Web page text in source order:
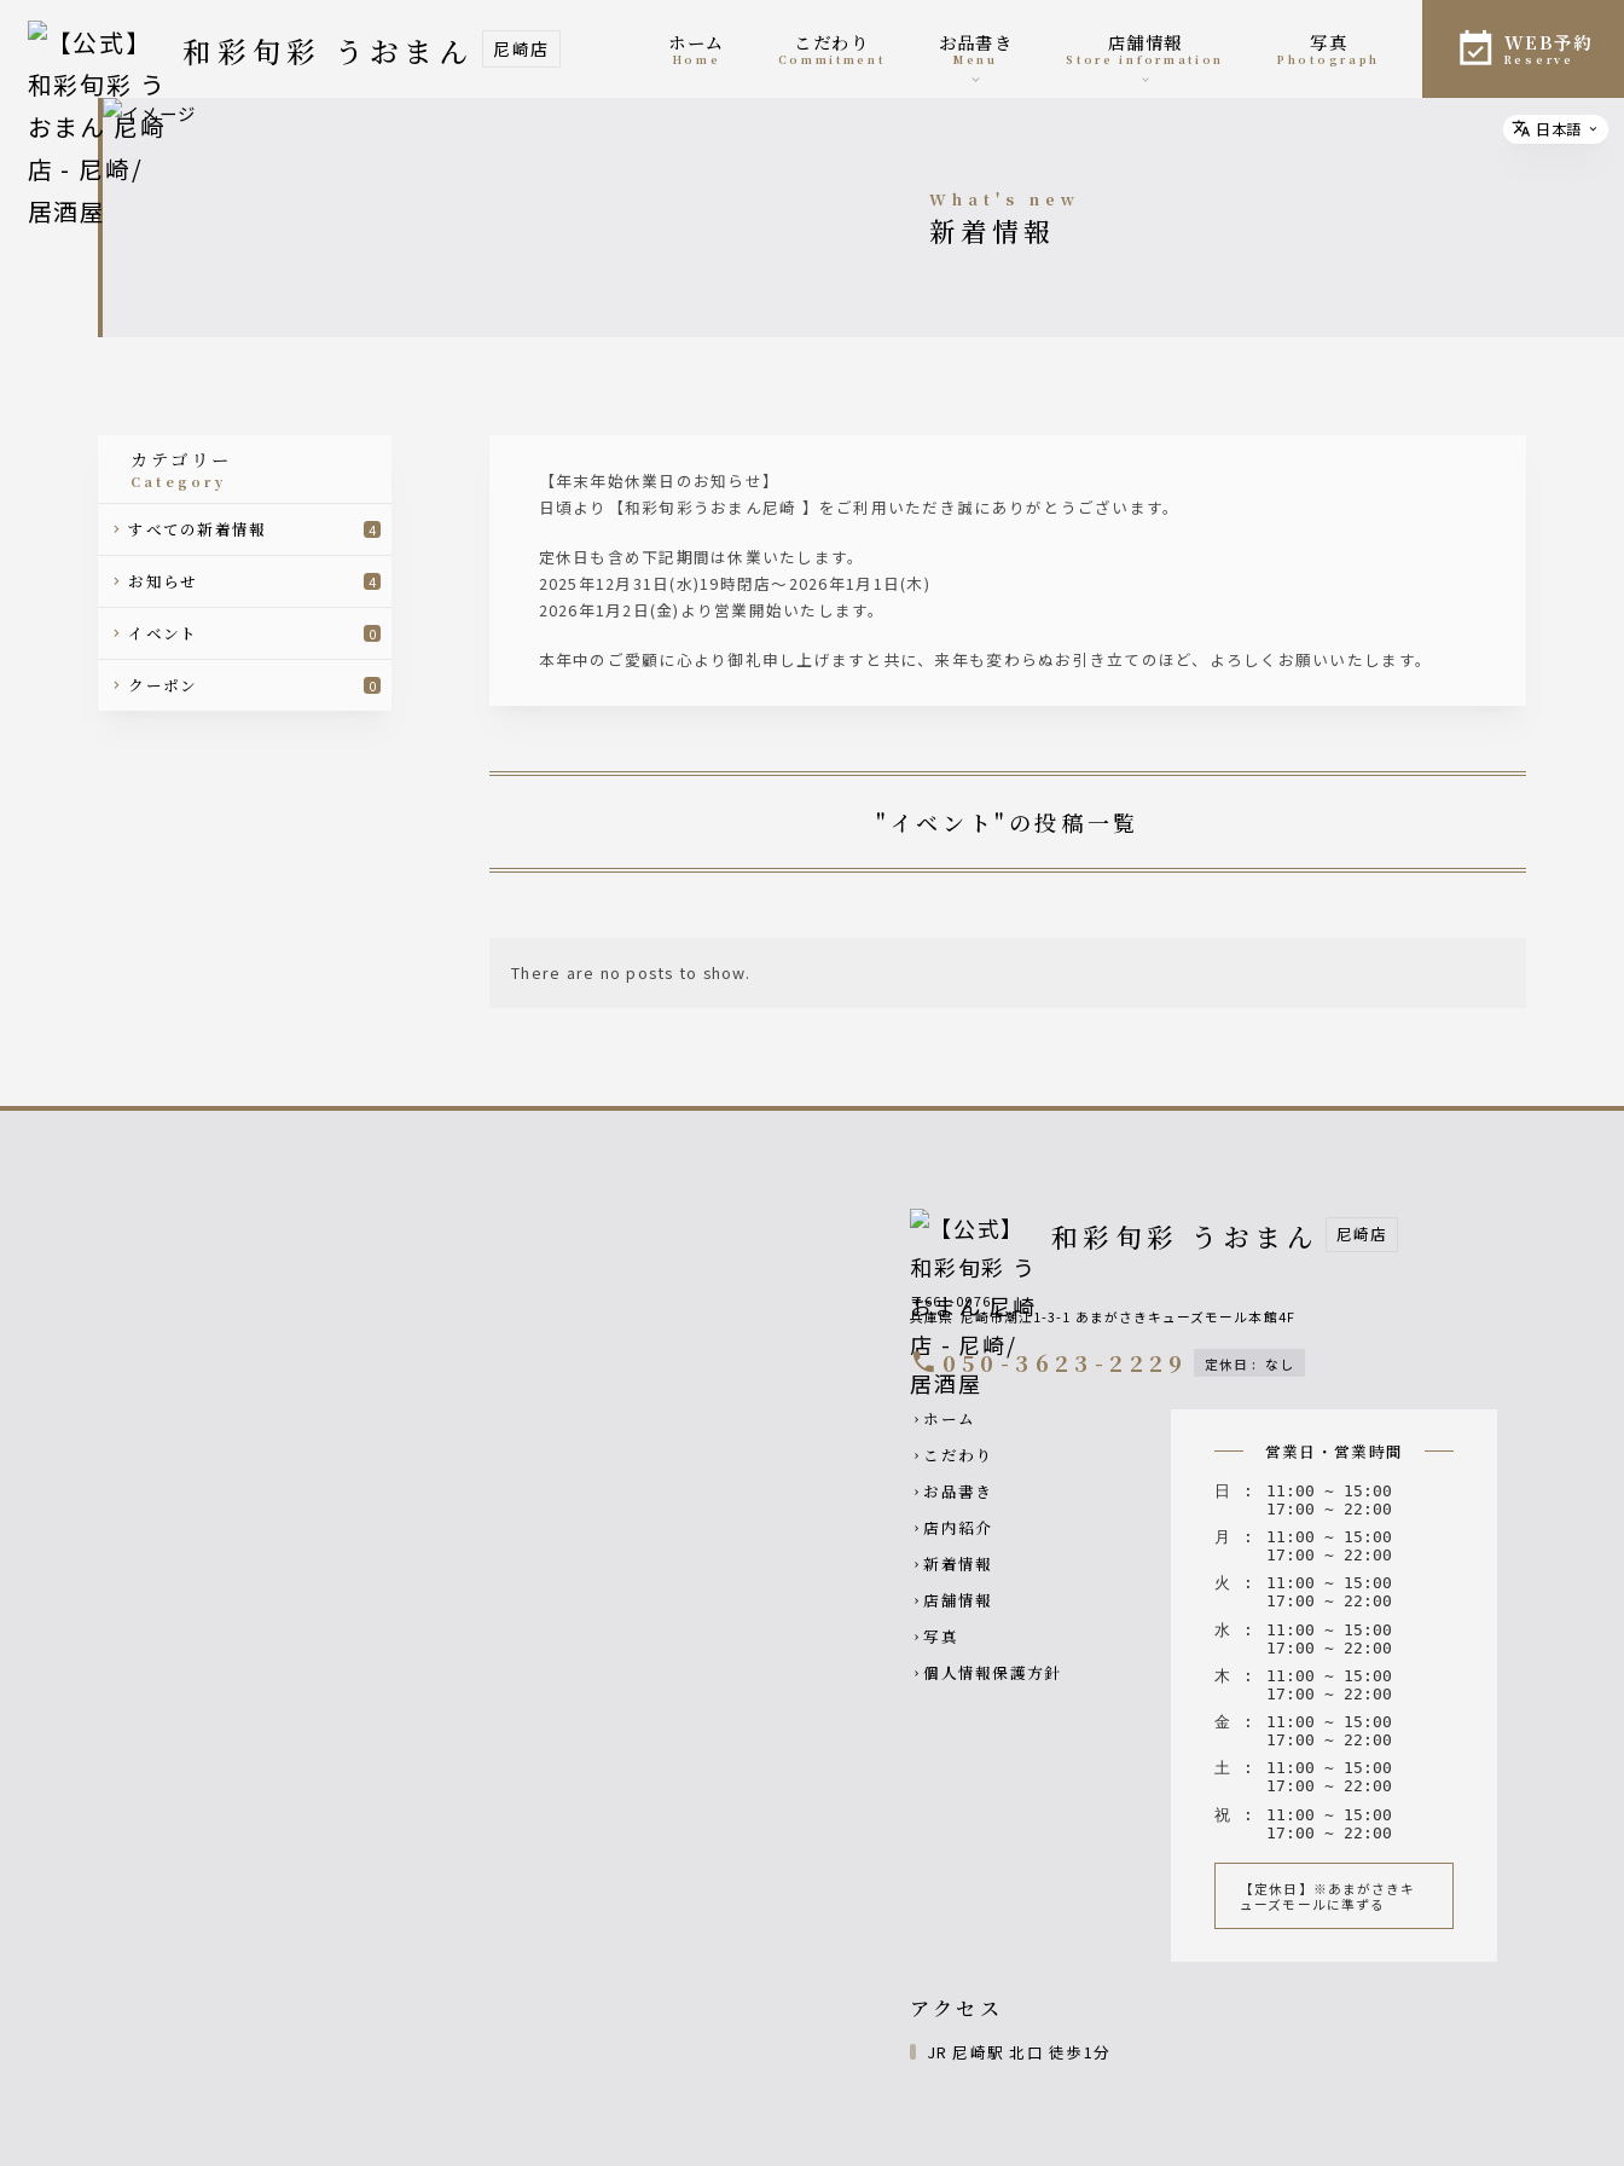
和彩旬彩 うおまん 尼崎店 ホーム
home
こだわり
Commitment
お品書き
menu
店舗情報
store information
写真
photograph
WEB予約
reserve
what's new
新着情報
【年末年始休業日のお知らせ】
日頃より【和彩旬彩うおまん尼崎 】をご利用いただき誠にありがとうございます。
定休日も含め下記期間は休業いたします。
2025年12月31日(水)19時閉店〜2026年1月1日(木)
2026年1月2日(金)より営業開始いたします。
本年中のご愛顧に心より御礼申し上げますと共に、来年も変わらぬお引き立てのほど、よろしくお願いいたします。
"イベント"の投稿一覧
There are no posts to show.
カテゴリー
category
すべての新着情報 4
お知らせ 4
イベント 0
クーポン 0
Select
日本語
和彩旬彩 うおまん 尼崎店
〒661-0976
兵庫県 尼崎市潮江1-3-1 あまがさきキューズモール本館4F
call 050-3623-2229 定休日 : なし
Footer navigation
chevron_right ホーム
chevron_right こだわり
chevron_right お品書き
chevron_right 店内紹介
chevron_right 新着情報
chevron_right 店舗情報
chevron_right 写真
chevron_right 個人情報保護方針
営業日・営業時間
日 : 11 : 00 ~ 15 : 00
17 : 00 ~ 22 : 00
月
: 11 : 00 ~ 15 : 00
17 : 00 ~ 22 : 00
火
: 11 : 00 ~ 15 : 00
17 : 00 ~ 22 : 00
水
: 11 : 00 ~ 15 : 00
17 : 00 ~ 22 : 00
木
: 11 : 00 ~ 15 : 00
17 : 00 ~ 22 : 00
金
: 11 : 00 ~ 15 : 00
17 : 00 ~ 22 : 00
土
: 11 : 00 ~ 15 : 00
17 : 00 ~ 22 : 00
祝 : 11 : 00 ~ 15 : 00
17 : 00 ~ 22 : 00
【定休日】※あまがさきキ
ューズモールに準ずる
アクセス
JR 尼崎駅 北口 徒歩1分